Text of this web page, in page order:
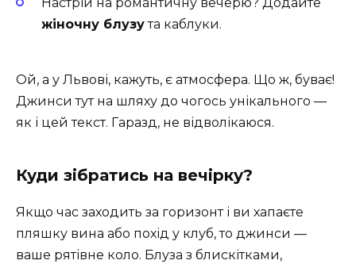
жіночну блузута каблуки.
Ой, а у Львові, кажуть, є атмосфера. Що ж, буває!
Джинси тут на шляху до чогось унікального —
як і цей текст. Гаразд, не відволікаюся.
Куди зібратись на вечірку?
Якщо час заходить за горизонт і ви хапаєте
пляшку вина або похід у клуб, то джинси —
ваше рятівне коло. Блуза з блискітками,